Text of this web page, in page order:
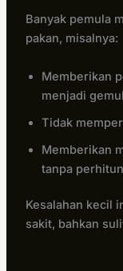
Banyak pemula
pakan, misalnya:
Memberikan
menjadi
Tidak
Memberikan
tanpa
Kesalahan kecil
sakit, bahkan